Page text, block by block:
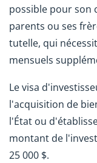
possible pour son
parents ou ses
tutelle, qui
mensuels
Le visa
l'acquisition de
l'État ou
montant de
25 000 $.